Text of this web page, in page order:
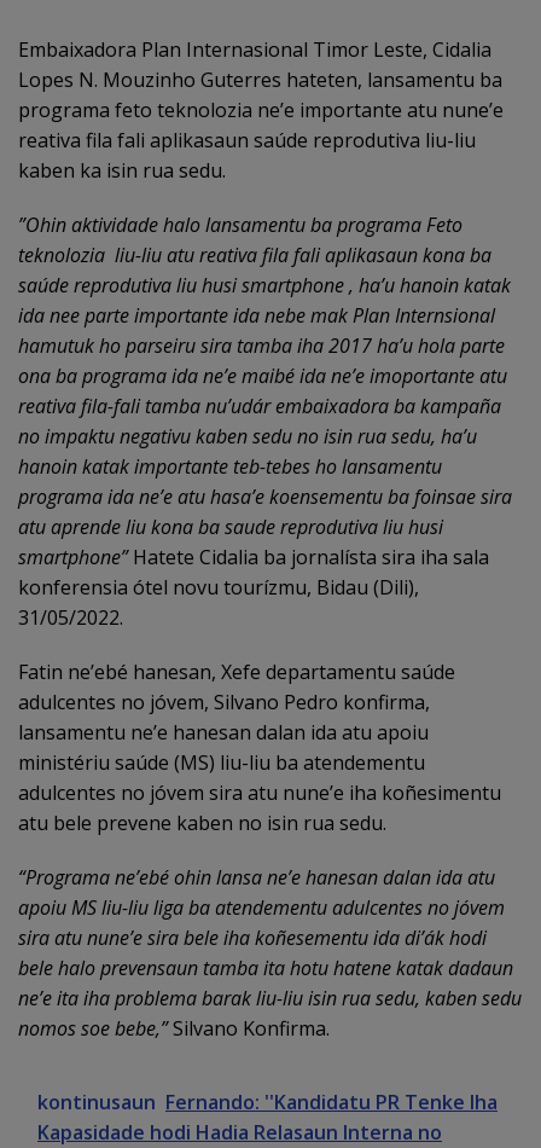
Embaixadora Plan Internasional Timor Leste, Cidalia
Lopes N. Mouzinho Guterres hateten, lansamentu ba
programa feto teknolozia ne’e importante atu nune’e
reativa fila fali aplikasaun saúde reprodutiva liu-liu
kaben ka isin rua sedu.
”Ohin aktividade halo lansamentu ba programa Feto
teknolozia liu-liu atu reativa fila fali aplikasaun kona ba
saúde reprodutiva liu husi smartphone , ha’u hanoin katak
ida nee parte importante ida nebe mak Plan Internsional
hamutuk ho parseiru sira tamba iha 2017 ha’u hola parte
ona ba programa ida ne’e maibé ida ne’e imoportante atu
reativa fila-fali tamba nu’udár embaixadora ba kampaña
no impaktu negativu kaben sedu no isin rua sedu, ha’u
hanoin katak importante teb-tebes ho lansamentu
programa ida ne’e atu hasa’e koensementu ba foinsae sira
atu aprende liu kona ba saude reprodutiva liu husi
smartphone”Hatete Cidalia ba jornalísta sira iha sala
konferensia ótel novu tourízmu, Bidau (Dili),
31/05/2022.
Fatin ne’ebé hanesan, Xefe departamentu saúde
adulcentes no jóvem, Silvano Pedro konfirma,
lansamentu ne’e hanesan dalan ida atu apoiu
ministériu saúde (MS) liu-liu ba atendementu
adulcentes no jóvem sira atu nune’e iha koñesimentu
atu bele prevene kaben no isin rua sedu.
“Programa ne’ebé ohin lansa ne’e hanesan dalan ida atu
apoiu MS liu-liu liga ba atendementu adulcentes no jóvem
sira atu nune’e sira bele iha koñesementu ida di’ák hodi
bele halo prevensaun tamba ita hotu hatene katak dadaun
ne’e ita iha problema barak liu-liu isin rua sedu, kaben sedu
nomos soe bebe,”Silvano Konfirma.
kontinusaun Fernando: ''Kandidatu PR Tenke Iha
Kapasidade hodi Hadia Relasaun Interna no